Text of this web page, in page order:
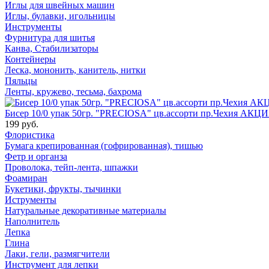
Иглы для швейных машин
Иглы, булавки, игольницы
Инструменты
Фурнитура для шитья
Канва, Стабилизаторы
Контейнеры
Леска, мононить, канитель, нитки
Пяльцы
Ленты, кружево, тесьма, бахрома
Бисер 10/0 упак 50гр. "PRECIOSA" цв.ассорти пр.Чехия
199 руб.
Флористика
Бумага крепированная (гофрированная), тишью
Фетр и органза
Проволока, тейп-лента, шпажки
Фоамиран
Букетики, фрукты, тычинки
Иструменты
Натуральные декоративные материалы
Наполнитель
Лепка
Глина
Лаки, гели, размягчители
Инструмент для лепки